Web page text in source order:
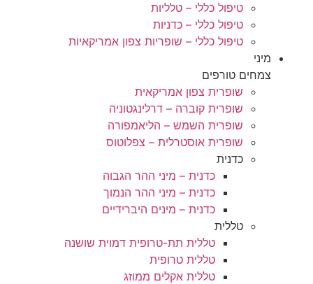
טיפול כללי – טלליות
טיפול כללי – כדניות
טיפול כללי – שופריות צפון אמריקאיות
מיני
צמחים טורפים
שופרית צפון אמריקאית
שופרית קוברה – דרלינגטוניה
שופרית השמש – הליאמפורה
שופרית אוסטרלית – צפלוטוס
כדנית
כדנית – מיני ההר הגבוה
כדנית – מיני ההר הנמוך
כדנית – מינים היברידיים
טללית
טללית תת-טרופית דמוית שושנה
טללית טרופית
טללית אקלים ממוזג